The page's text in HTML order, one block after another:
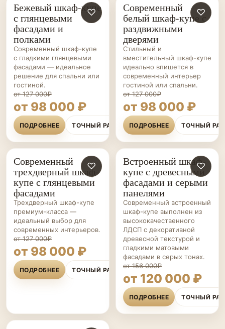
ШКАФЫ-
КУПЕ НА ЗАКАЗ
♡
Бежевый шкаф-купе
с глянцевыми
фасадами и
полками
Современный шкаф-купе
с гладкими глянцевыми
фасадами — идеальное
решение для спальни или
гостиной.
от 127 000₽
от 98 000 ₽
ПОДРОБНЕЕ ТОЧНЫЙ РАСЧЁТ
ШКАФЫ-
КУПЕ НА ЗАКАЗ
♡
Современный
белый шкаф-купе с
раздвижными
дверями
Стильный и
вместительный шкаф-купе
идеально впишется в
современный интерьер
гостиной или спальни.
от 127 000₽
от 98 000 ₽
ПОДРОБНЕЕ ТОЧНЫЙ
ШКАФЫ-
КУПЕ НА ЗАКАЗ
♡
Современный
трехдверный шкаф-
купе с глянцевыми
фасадами
Трехдверный шкаф-купе
премиум-класса —
идеальный выбор для
современных интерьеров.
от 127 000₽
от 98 000 ₽
ПОДРОБНЕЕ ТОЧНЫЙ РАСЧЁТ
ШКАФЫ-
КУПЕ НА ЗАКАЗ
♡
Встроенный шкаф-
купе с древесными
фасадами и серыми
панелями
Современный встроенный
шкаф-купе выполнен из
высококачественного
ЛДСП с декоративной
древесной текстурой и
гладкими матовыми
фасадами в серых тонах.
от 156 000₽
от 120 000 ₽
ПОДРОБНЕЕ ТОЧНЫЙ